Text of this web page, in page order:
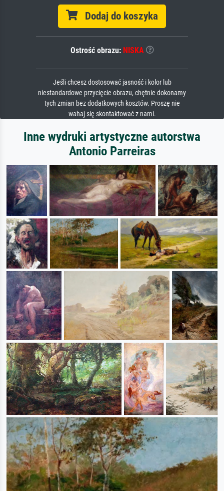
Dodaj do koszyka
Ostrość obrazu: NISKA
Jeśli chcesz dostosować jasność i kolor lub
niestandardowe przycięcie obrazu, chętnie dokonamy
tych zmian bez dodatkowych kosztów. Proszę nie
wahaj się skontaktować z nami.
Inne wydruki artystyczne autorstwa
Antonio Parreiras